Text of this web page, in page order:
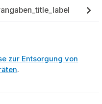
zur Entsorgung von
.